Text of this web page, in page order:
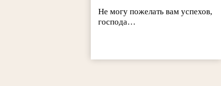
Не могу пожелать вам успехов,
господа…